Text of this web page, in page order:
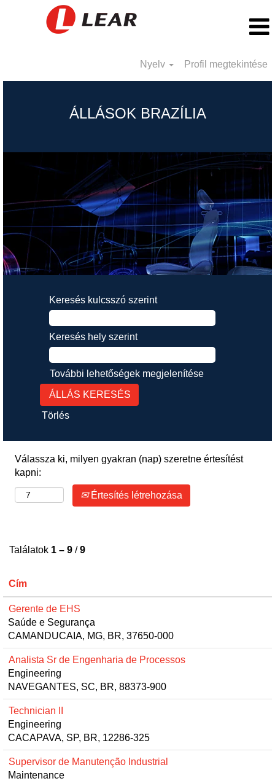
Nyelv Profil megtekintése
ÁLLÁSOK BRAZÍLIA
Keresés kulcsszó szerint
Keresés hely szerint
További lehetőségek megjelenítése
Törlés
Válassza ki, milyen gyakran (nap) szeretne értesítést
kapni:
Értesítés létrehozása
Találatok 1 – 9 /9
Cím
Gerente de EHS
Saúde e Segurança
CAMANDUCAIA, MG, BR, 37650-000
Analista Sr de Engenharia de Processos
Engineering
NAVEGANTES, SC, BR, 88373-900
Technician II
Engineering
CACAPAVA, SP, BR, 12286-325
Supervisor de Manutenção Industrial
Maintenance